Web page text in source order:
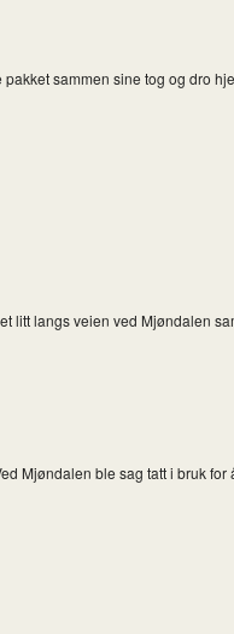
sammen sine tog og dro
langs veien ved Mjøndalen
Mjøndalen ble sag tatt i bruk